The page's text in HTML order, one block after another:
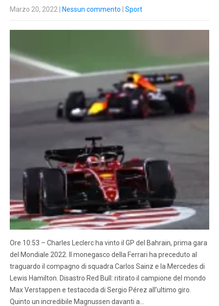
Marzo 20, 2022 Nessun commento Sport
Ore 10:53 – Charles Leclerc ha vinto il GP del Bahrain, prima gara
del Mondiale 2022. Il monegasco della Ferrari ha preceduto al
traguardo il compagno di squadra Carlos Sainz e la Mercedes di
Lewis Hamilton. Disastro Red Bull: ritirato il campione del mondo
Max Verstappen e testacoda di Sergio Pérez all’ultimo giro.
Quinto un incredibile Magnussen davanti a…